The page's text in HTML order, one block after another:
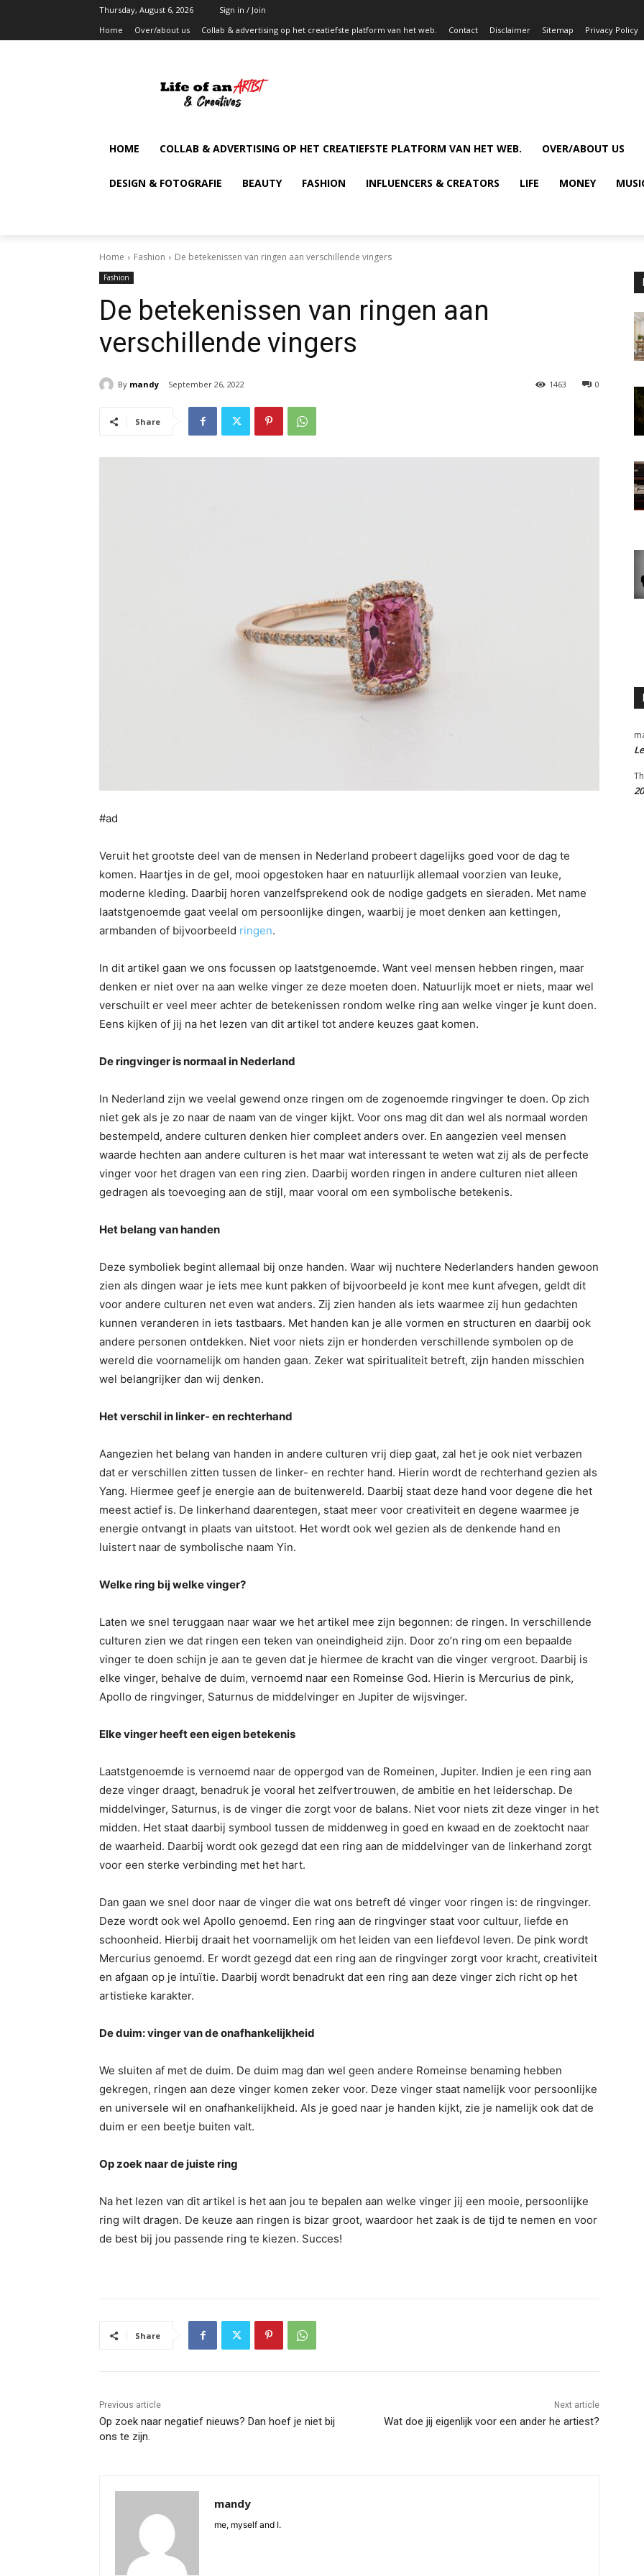
Thursday, August 6, 2026
Sign in / Join
Home
Over/about us Collab & advertising op het creatiefste platform van het web. Contact Disclaimer Sitemap Privacy Policy
HOME COLLAB & ADVERTISING OP HET CREATIEFSTE PLATFORM VAN HET WEB. OVER/ABOUT US
DESIGN & FOTOGRAFIE BEAUTY FASHION INFLUENCERS & CREATORS LIFE MONEY
Home Fashion De betekenissen van ringen aan verschillende vingers
Fashion
De betekenissen van ringen aan
verschillende vingers
By mandy September 26, 2022 0
1463
Share
#ad
Veruit het grootste deel van de mensen in Nederland probeert dagelijks goed voor de dag te
komen. Haartjes in de gel, mooi opgestoken haar en natuurlijk allemaal voorzien van leuke,
moderne kleding. Daarbij horen vanzelfsprekend ook de nodige gadgets en sieraden. Met name
laatstgenoemde gaat veelal om persoonlijke dingen, waarbij je moet denken aan kettingen,
armbanden of bijvoorbeeld ringen.
In dit artikel gaan we ons focussen op laatstgenoemde. Want veel mensen hebben ringen, maar
denken er niet over na aan welke vinger ze deze moeten doen. Natuurlijk moet er niets, maar wel
verschuilt er veel meer achter de betekenissen rondom welke ring aan welke vinger je kunt doen.
Eens kijken of jij na het lezen van dit artikel tot andere keuzes gaat komen.
De ringvinger is normaal in Nederland
In Nederland zijn we veelal gewend onze ringen om de zogenoemde ringvinger te doen. Op zich
niet gek als je zo naar de naam van de vinger kijkt. Voor ons mag dit dan wel als normaal worden
bestempeld, andere culturen denken hier compleet anders over. En aangezien veel mensen
waarde hechten aan andere culturen is het maar wat interessant te weten wat zij als de perfecte
vinger voor het dragen van een ring zien. Daarbij worden ringen in andere culturen niet alleen
gedragen als toevoeging aan de stijl, maar vooral om een symbolische betekenis.
Het belang van handen
Deze symboliek begint allemaal bij onze handen. Waar wij nuchtere Nederlanders handen gewoon
zien als dingen waar je iets mee kunt pakken of bijvoorbeeld je kont mee kunt afvegen, geldt dit
voor andere culturen net even wat anders. Zij zien handen als iets waarmee zij hun gedachten
kunnen veranderen in iets tastbaars. Met handen kan je alle vormen en structuren en daarbij ook
andere personen ontdekken. Niet voor niets zijn er honderden verschillende symbolen op de
wereld die voornamelijk om handen gaan. Zeker wat spiritualiteit betreft, zijn handen misschien
wel belangrijker dan wij denken.
Het verschil in linker- en rechterhand
Aangezien het belang van handen in andere culturen vrij diep gaat, zal het je ook niet verbazen
dat er verschillen zitten tussen de linker- en rechter hand. Hierin wordt de rechterhand gezien als
Yang. Hiermee geef je energie aan de buitenwereld. Daarbij staat deze hand voor degene die het
meest actief is. De linkerhand daarentegen, staat meer voor creativiteit en degene waarmee je
energie ontvangt in plaats van uitstoot. Het wordt ook wel gezien als de denkende hand en
luistert naar de symbolische naam Yin.
Welke ring bij welke vinger?
Laten we snel teruggaan naar waar we het artikel mee zijn begonnen: de ringen. In verschillende
culturen zien we dat ringen een teken van oneindigheid zijn. Door zo’n ring om een bepaalde
vinger te doen schijn je aan te geven dat je hiermee de kracht van die vinger vergroot. Daarbij is
elke vinger, behalve de duim, vernoemd naar een Romeinse God. Hierin is Mercurius de pink,
Apollo de ringvinger, Saturnus de middelvinger en Jupiter de wijsvinger.
Elke vinger heeft een eigen betekenis
Laatstgenoemde is vernoemd naar de oppergod van de Romeinen, Jupiter. Indien je een ring aan
deze vinger draagt, benadruk je vooral het zelfvertrouwen, de ambitie en het leiderschap. De
middelvinger, Saturnus, is de vinger die zorgt voor de balans. Niet voor niets zit deze vinger in het
midden. Het staat daarbij symbool tussen de middenweg in goed en kwaad en de zoektocht naar
de waarheid. Daarbij wordt ook gezegd dat een ring aan de middelvinger van de linkerhand zorgt
voor een sterke verbinding met het hart.
Dan gaan we snel door naar de vinger die wat ons betreft dé vinger voor ringen is: de ringvinger.
Deze wordt ook wel Apollo genoemd. Een ring aan de ringvinger staat voor cultuur, liefde en
schoonheid. Hierbij draait het voornamelijk om het leiden van een liefdevol leven. De pink wordt
Mercurius genoemd. Er wordt gezegd dat een ring aan de ringvinger zorgt voor kracht, creativiteit
en afgaan op je intuïtie. Daarbij wordt benadrukt dat een ring aan deze vinger zich richt op het
artistieke karakter.
De duim: vinger van de onafhankelijkheid
We sluiten af met de duim. De duim mag dan wel geen andere Romeinse benaming hebben
gekregen, ringen aan deze vinger komen zeker voor. Deze vinger staat namelijk voor persoonlijke
en universele wil en onafhankelijkheid. Als je goed naar je handen kijkt, zie je namelijk ook dat de
duim er een beetje buiten valt.
Op zoek naar de juiste ring
Na het lezen van dit artikel is het aan jou te bepalen aan welke vinger jij een mooie, persoonlijke
ring wilt dragen. De keuze aan ringen is bizar groot, waardoor het zaak is de tijd te nemen en voor
de best bij jou passende ring te kiezen. Succes!
Share
Previous article
Op zoek naar negatief nieuws? Dan hoef je niet bij
ons te zijn.
Next article
Wat doe jij eigenlijk voor een ander he artiest?
mandy
me, myself and I.